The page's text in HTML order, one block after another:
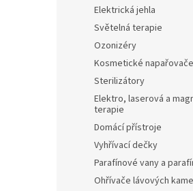
Elektrická jehla
Světelná terapie
Ozonizéry
Kosmetické
Sterilizátory
Elektro, laserová a
terapie
Domácí přístroje
Vyhřívací dečky
Parafínové vany a
Ohřívače lávových